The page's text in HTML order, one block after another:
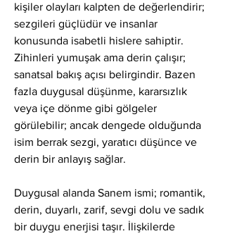
kişiler olayları kalpten de değerlendirir;
sezgileri güçlüdür ve insanlar
konusunda isabetli hislere sahiptir.
Zihinleri yumuşak ama derin çalışır;
sanatsal bakış açısı belirgindir. Bazen
fazla duygusal düşünme, kararsızlık
veya içe dönme gibi gölgeler
görülebilir; ancak dengede olduğunda
isim berrak sezgi, yaratıcı düşünce ve
derin bir anlayış sağlar.
Duygusal alanda Sanem ismi; romantik,
derin, duyarlı, zarif, sevgi dolu ve sadık
bir duygu enerjisi taşır. İlişkilerde